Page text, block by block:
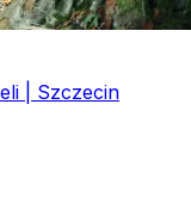
| Szczecin